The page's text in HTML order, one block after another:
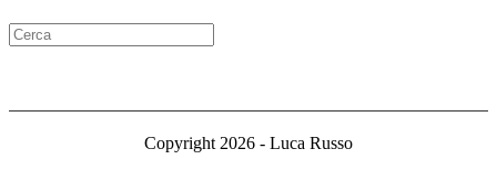
Copyright 2026 - Luca Russo